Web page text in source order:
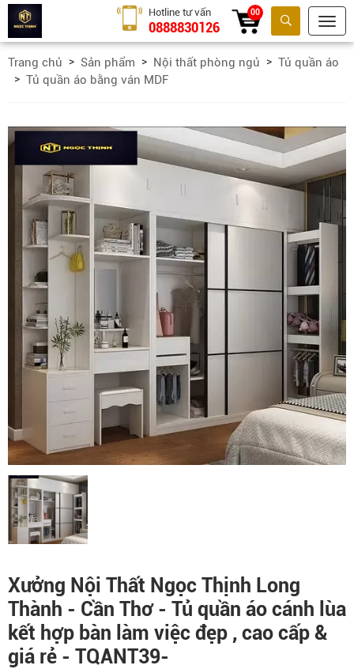
Tìm kiếm
Hotline tư vấn
0888830126
00
Trang chủ Sản phẩm Nội thất phòng ngủ
Tủ quần áo
Tủ quần áo bằng ván MDF
Xưởng Nội Thất Ngọc Thịnh Long
Thành - Cần Thơ - Tủ quần áo cánh lùa
kết hợp bàn làm việc đẹp , cao cấp &
giá rẻ - TQANT39-